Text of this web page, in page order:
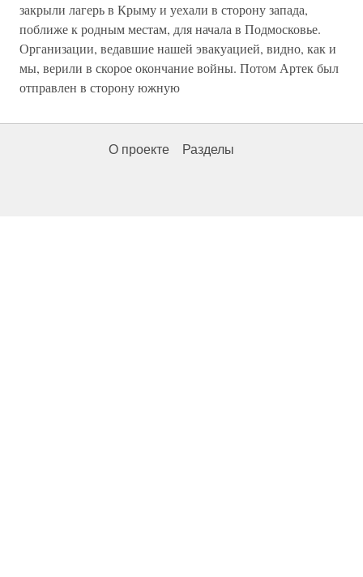
закрыли лагерь в Крыму и уехали в сторону запада,
поближе к родным местам, для начала в Подмосковье.
Организации, ведавшие нашей эвакуацией, видно, как и
мы, верили в скорое окончание войны. Потом Артек был
отправлен в сторону южную
О проекте Разделы